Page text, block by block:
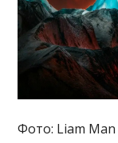
Фото: Liam Man